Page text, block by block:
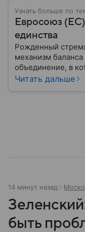
Узнать больше по
Евросоюз
единства
Рожденный
механизм
объединение, в
идеализмом.
Читать дальше
14 минут назад
быть